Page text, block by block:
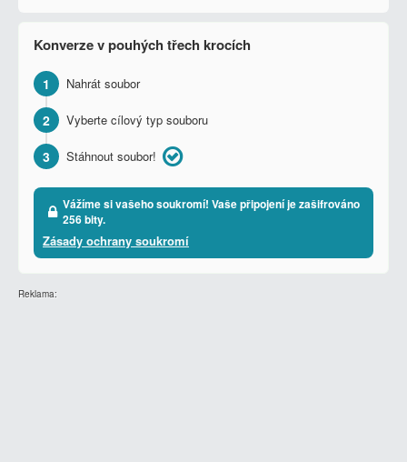
Konverze v pouhých třech krocích
1 Nahrát soubor
2 Vyberte cílový typ souboru
3 Stáhnout soubor!
Vážíme si vašeho soukromí! Vaše připojení je zašifrováno
256 bity.
Zásady ochrany soukromí
Reklama: